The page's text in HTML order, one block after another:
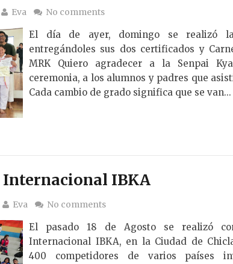
Eva No comments
El día de ayer, domingo se realizó la
entregándoles sus dos certificados y
MRK Quiero agradecer a la Senpai
ceremonia, a los alumnos y padres que
Cada cambio de grado significa que se van...
Internacional IBKA
Eva No comments
El pasado 18 de Agosto se realizó
Internacional IBKA, en la Ciudad de
400 competidores de varios países